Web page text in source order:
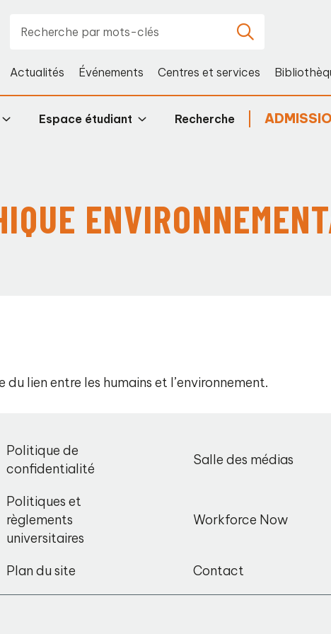
Actualités Événements Centres et services
Espace étudiant Recherche
lien entre les humains et l’environnement.
Politique de
confidentialité
Salle des médias
Politiques et
règlements
universitaires
Workforce Now
Plan du site Contact